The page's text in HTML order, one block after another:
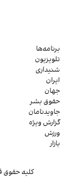
برنامه‌ها
تلویزیون
شنیداری
ایران
جهان
حقوق بشر
جاویدنامان
گزارش ویژه
ورزش
بازار
کلیه حقوق